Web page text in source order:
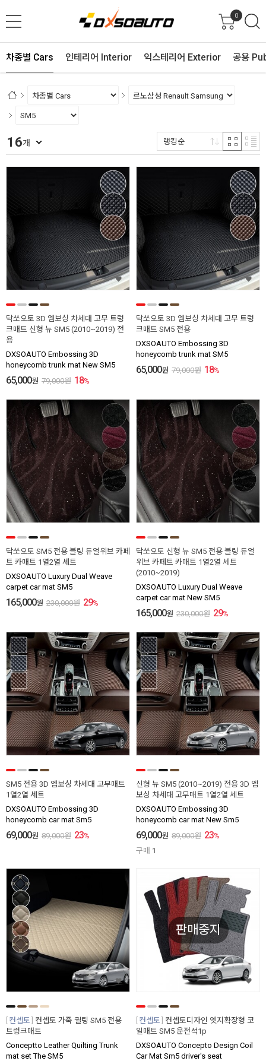
0
차종별 Cars 인테리어 Interior 익스테리어 Exterior 공용
16개 랭킹순
닥쏘오토 3D 엠보싱 차세대 고무 트렁
크매트 신형 뉴 SM5 (2010~2019) 전
용
DXSOAUTO Embossing 3D
honeycomb trunk mat New SM5
65,000원 79,000원 18%
닥쏘오토 3D 엠보싱 차세대 고무 트렁
크매트 SM5 전용
DXSOAUTO Embossing 3D
honeycomb trunk mat SM5
65,000원 79,000원 18%
닥쏘오토 SM5 전용 블링 듀얼위브 카페
트 카매트 1열2열 세트
DXSOAUTO Luxury Dual Weave
carpet car mat SM5
165,000원 230,000원 29%
닥쏘오토 신형 뉴 SM5 전용 블링 듀얼
위브 카페트 카매트 1열2열 세트
(2010~2019)
DXSOAUTO Luxury Dual Weave
carpet car mat New SM5
165,000원 230,000원 29%
SM5 전용 3D 엠보싱 차세대 고무매트
1열2열 세트
DXSOAUTO Embossing 3D
honeycomb car mat Sm5
69,000원 89,000원 23%
신형 뉴 SM5 (2010~2019) 전용 3D 엠
보싱 차세대 고무매트 1열2열 세트
DXSOAUTO Embossing 3D
honeycomb car mat New Sm5
69,000원 89,000원 23%
구매 1
컨셉토
컨셉토 가죽 퀼팅 SM5 전용
트렁크매트
Conceptto Leather Quilting Trunk
mat set The SM5
판매중지
컨셉토
컨셉토디자인 엣지확장형 코
일매트 SM5 운전석1p
DXSOAUTO Concepto Design Coil
Car Mat Sm5 driver's seat